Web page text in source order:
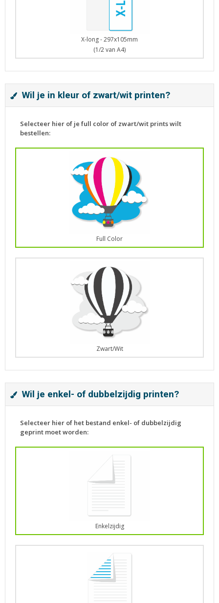
X-long - 297x105mm
(1/2 van A4)
Wil je in kleur of zwart/wit printen?
Selecteer hier of je full color of zwart/wit prints wilt
bestellen:
Full Color
Zwart/Wit
Wil je enkel- of dubbelzijdig printen?
Selecteer hier of het bestand enkel- of dubbelzijdig
geprint moet worden:
Enkelzijdig